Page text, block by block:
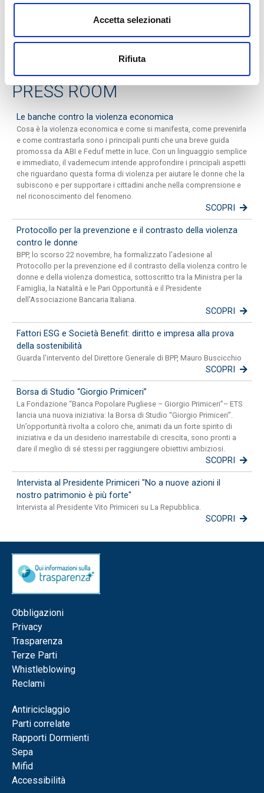
Accetta selezionati
Rifiuta
Crediconto Oltre 3 Mesi
Crediconto Tempo Indeterminato
PRESS ROOM
Le banche contro la violenza economica
Cosa è la violenza economica e come si manifesta, come prevenirla
e come contrastarla sono i principali punti che una breve guida
promossa da ABI e Feduf mette in luce. Con un linguaggio semplice
e immediato, il vademecum intende approfondire i principali aspetti
che riguardano questa forma di violenza per aiutare le donne che la
subiscono e per supportare i cittadini anche nella comprensione e
nel riconoscimento del fenomeno.
SCOPRI
Protocollo per la prevenzione e il contrasto della violenza
contro le donne
BPP, lo scorso 22 novembre, ha formalizzato l'adesione al
Protocollo per la prevenzione ed il contrasto della violenza contro le
donne e della violenza domestica, sottoscritto tra la Ministra per la
Famiglia, la Natalità e le Pari Opportunità e il Presidente
dell'Associazione Bancaria Italiana.
SCOPRI
Fattori ESG e Società Benefit: diritto e impresa alla prova
della sostenibilità
Guarda l'intervento del Direttore Generale di BPP, Mauro Buscicchio
SCOPRI
Borsa di Studio “Giorgio Primiceri”
La Fondazione “Banca Popolare Pugliese – Giorgio Primiceri”– ETS
lancia una nuova iniziativa: la Borsa di Studio “Giorgio Primiceri”.
Un’opportunità rivolta a coloro che, animati da un forte spirito di
iniziativa e da un desiderio inarrestabile di crescita, sono pronti a
dare il meglio di sé stessi per raggiungere obiettivi ambiziosi.
SCOPRI
Intervista al Presidente Primiceri "No a nuove azioni il
nostro patrimonio è più forte"
Intervista al Presidente Vito Primiceri su La Repubblica.
SCOPRI
Obbligazioni
Privacy
Trasparenza
Terze Parti
Whistleblowing
Reclami
Antiriciclaggio
Parti correlate
Rapporti Dormienti
Sepa
Mifid
Accessibilità